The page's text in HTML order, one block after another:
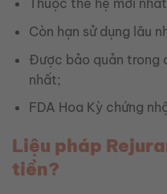
Thuộc thế hệ mới
Còn hạn sử dụng lâu
Được bảo quản trong
nhất;
FDA Hoa Kỳ chứng
Liệu pháp
tiền?